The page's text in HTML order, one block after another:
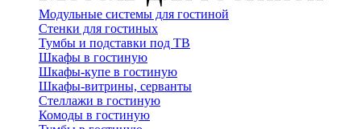
Модульные системы для гостиной
Стенки для гостиных
Тумбы и подставки под ТВ
Шкафы в гостиную
Шкафы-купе в гостиную
Шкафы-витрины, серванты
Стеллажи в гостиную
Комоды в гостиную